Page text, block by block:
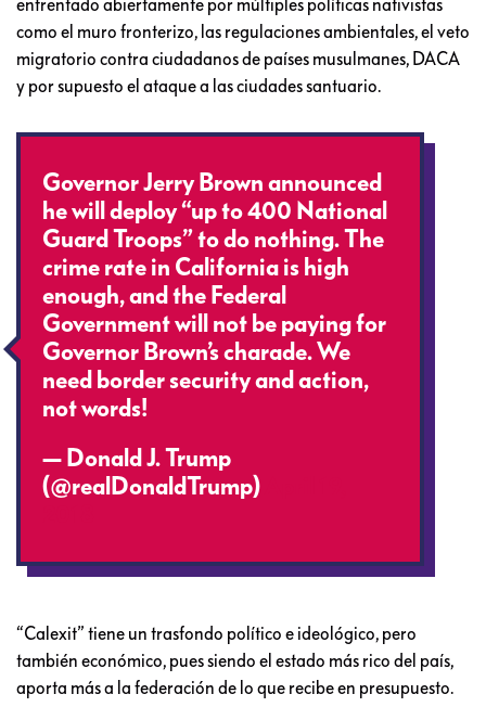
enfrentado abiertamente por múltiples políticas nativistas
como el muro fronterizo, las regulaciones ambientales, el veto
migratorio contra ciudadanos de países musulmanes, DACA
y por supuesto el ataque a las ciudades santuario.
Governor Jerry Brown announced
he will deploy “up to 400 National
Guard Troops” to do nothing. The
crime rate in California is high
enough, and the Federal
Government will not be paying for
Governor Brown’s charade. We
need border security and action,
not words!
— Donald J. Trump
(@realDonaldTrump)
“Calexit” tiene un trasfondo político e ideológico, pero
también económico, pues siendo el estado más rico del país,
aporta más a la federación de lo que recibe en presupuesto.